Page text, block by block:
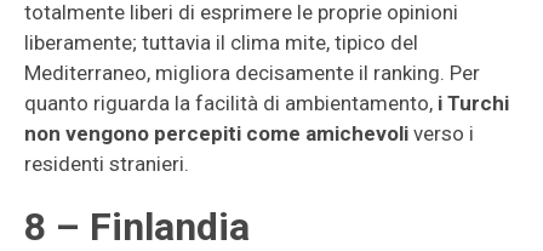
totalmente liberi di esprimere le proprie opinioni
liberamente; tuttavia il clima mite, tipico del
Mediterraneo, migliora decisamente il ranking. Per
quanto riguarda la facilità di ambientamento, i Turchi
non vengono percepiti come amichevoli verso i
residenti stranieri.
8 – Finlandia